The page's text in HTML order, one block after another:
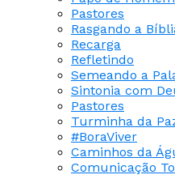
Pastores
Rasgando a
Recarga
Refletindo
Semeando a
Sintonia com
Pastores
Turminha da
#BoraViver
Caminhos da
Comunicação